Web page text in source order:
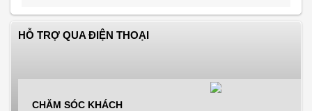
HỖ TRỢ QUA ĐIỆN THOẠI
CHĂM SÓC KHÁCH